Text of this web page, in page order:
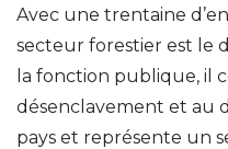
Avec une trentaine
secteur forestier est le
la fonction publique, il
désenclavement et au
pays et représente un